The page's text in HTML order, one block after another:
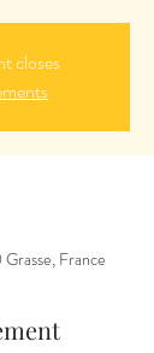
closes
France